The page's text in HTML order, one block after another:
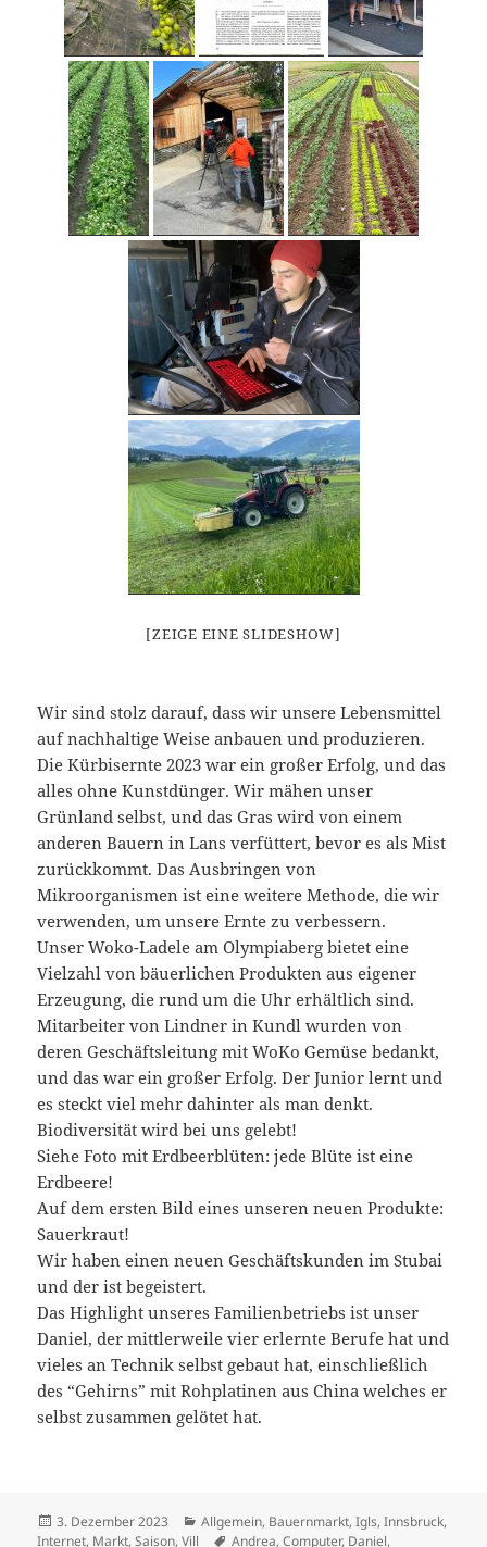
[ZEIGE EINE SLIDESHOW]
Wir sind stolz darauf, dass wir unsere Lebensmittel
auf nachhaltige Weise anbauen und produzieren.
Die Kürbisernte 2023 war ein großer Erfolg, und das
alles ohne Kunstdünger. Wir mähen unser
Grünland selbst, und das Gras wird von einem
anderen Bauern in Lans verfüttert, bevor es als Mist
zurückkommt. Das Ausbringen von
Mikroorganismen ist eine weitere Methode, die wir
verwenden, um unsere Ernte zu verbessern.
Unser Woko-Ladele am Olympiaberg bietet eine
Vielzahl von bäuerlichen Produkten aus eigener
Erzeugung, die rund um die Uhr erhältlich sind.
Mitarbeiter von Lindner in Kundl wurden von
deren Geschäftsleitung mit WoKo Gemüse bedankt,
und das war ein großer Erfolg. Der Junior lernt und
es steckt viel mehr dahinter als man denkt.
Biodiversität wird bei uns gelebt!
Siehe Foto mit Erdbeerblüten: jede Blüte ist eine
Erdbeere!
Auf dem ersten Bild eines unseren neuen Produkte:
Sauerkraut!
Wir haben einen neuen Geschäftskunden im Stubai
und der ist begeistert.
Das Highlight unseres Familienbetriebs ist unser
Daniel, der mittlerweile vier erlernte Berufe hat und
vieles an Technik selbst gebaut hat, einschließlich
des “Gehirns” mit Rohplatinen aus China welches er
selbst zusammen gelötet hat.
Veröffentlicht
am
3. Dezember 2023 Kategorien
Allgemein, Bauernmarkt,Igls,Innsbruck,
Internet, Markt,Saison,Vill Schlagwörter
Andrea,Computer, Daniel,